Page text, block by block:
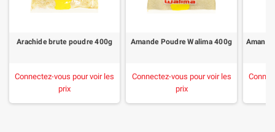
Arachide brute poudre 400g
Connectez-vous pour voir les
prix
Amande Poudre Walima 400g
Connectez-vous pour voir les
prix